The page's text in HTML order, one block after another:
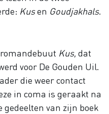
Kusen Goudjakhals.
romandebuut Kus, dat
voor De Gouden Uil.
die weer contact
in coma is geraakt na
gedeelten van zijn boek